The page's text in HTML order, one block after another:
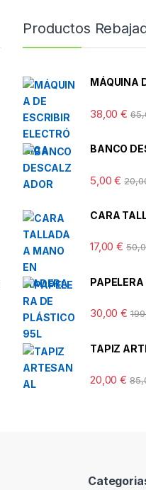
Productos
MÁQUINA
38,00€
BANCO
5,00€
CARA
17,00€
30,00€
TAPIZ
20,00€